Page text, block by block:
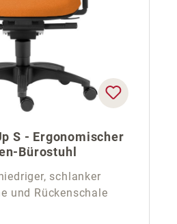
S - Ergonomischer
Bürostuhl
schlanker
und Rückenschale